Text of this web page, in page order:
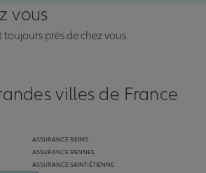
vous
près de chez vous.
villes de France
ASSURANCE REIMS
ASSURANCE RENNES
ASSURANCE SAINT-ÉTIENNE